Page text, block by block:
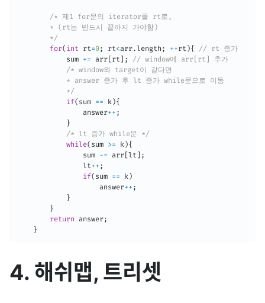
/* 제1 for문의 iterator를 rt로,
        * (rt는 반드시 끝까지 가야함)
        */
for( int rt=0; rt<arr.length ; ++rt ){
// rt 증가
            sum
+= arr[rt ] ;
// window에 arr[rt] 추가
/* window와 target이 같다면
            * answer 증가 후 lt 증가 while문으로 이동
            */
if( sum == k ){
                answer
++ ;
}
/* lt 증가 while문 */
while( sum >= k ){
                sum
-= arr[lt ] ;
                lt
++ ;
if( sum == k )
                    answer
++ ;
}
}
return answer;
}
4. 해쉬맵, 트리셋